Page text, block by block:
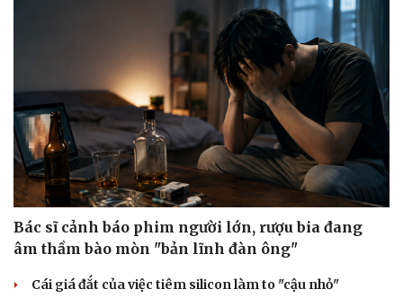
Bác sĩ cảnh báo phim người lớn, rượu bia đang
âm thầm bào mòn "bản lĩnh đàn ông"
Cái giá đắt của việc tiêm silicon làm to "cậu nhỏ"